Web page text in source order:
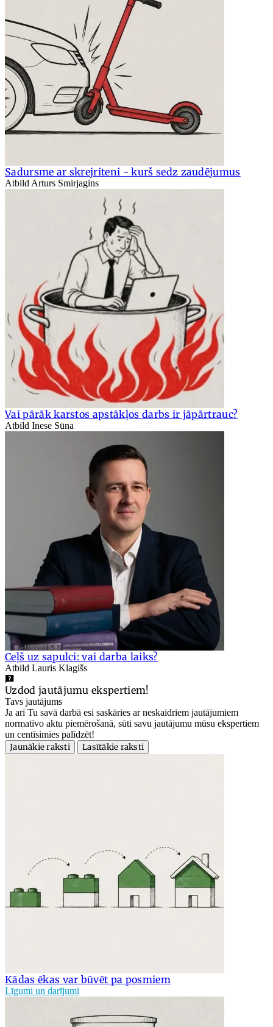
Sadursme ar skrejriteni - kurš sedz zaudējumus
Atbild Arturs Smirjagins
Vai pārāk karstos apstākļos darbs ir jāpārtrauc?
Atbild Inese Sūna
Ceļš uz sapulci: vai darba laiks?
Atbild Lauris Klagišs
Uzdod jautājumu ekspertiem!
Tavs jautājums
Ja arī Tu savā darbā esi saskāries ar neskaidriem jautājumiem
normatīvo aktu piemērošanā, sūti savu jautājumu mūsu ekspertiem
un centīsimies palīdzēt!
Jaunākie raksti
Lasītākie raksti
Kādas ēkas var būvēt pa posmiem
Līgumi un darījumi